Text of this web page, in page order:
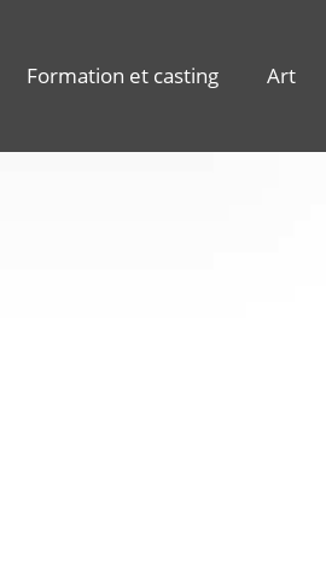
Formation et casting Art